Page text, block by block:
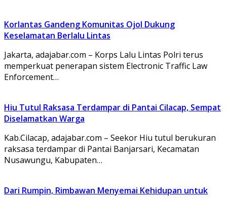
Korlantas Gandeng Komunitas Ojol Dukung
Keselamatan Berlalu Lintas
Jakarta, adajabar.com – Korps Lalu Lintas Polri terus
memperkuat penerapan sistem Electronic Traffic Law
Enforcement…
Hiu Tutul Raksasa Terdampar di Pantai Cilacap, Sempat
Diselamatkan Warga
Kab.Cilacap, adajabar.com – Seekor Hiu tutul berukuran
raksasa terdampar di Pantai Banjarsari, Kecamatan
Nusawungu, Kabupaten…
Dari Rumpin, Rimbawan Menyemai Kehidupan untuk